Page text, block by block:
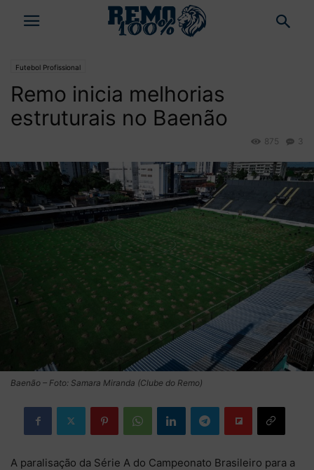
Futebol Profissional
Remo inicia melhorias
estruturais no Baenão
3
875
Baenão – Foto: Samara Miranda (Clube do Remo)
A paralisação da Série A do Campeonato Brasileiro para a